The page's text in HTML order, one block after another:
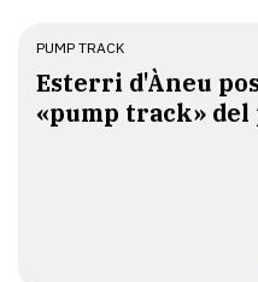
PUMP TRACK
Esterri d'Àneu
«pump track» del